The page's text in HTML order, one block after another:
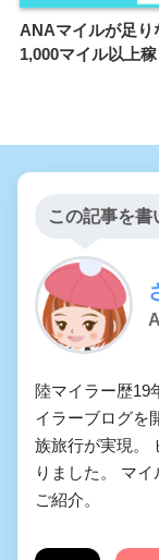
ANAマイルが足り
1,000マイル以上
この記事を書
陸マイラー歴19
イラーブログを
族旅行が実現。
りました。 マ
ご紹介。